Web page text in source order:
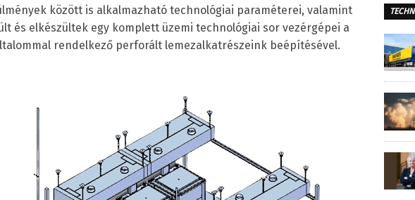
között is alkalmazható technológiai paraméterei, valamint
és elkészültek egy komplett üzemi technológiai sor vezérgépei a
rendelkező perforált lemezalkatrészeink beépítésével.